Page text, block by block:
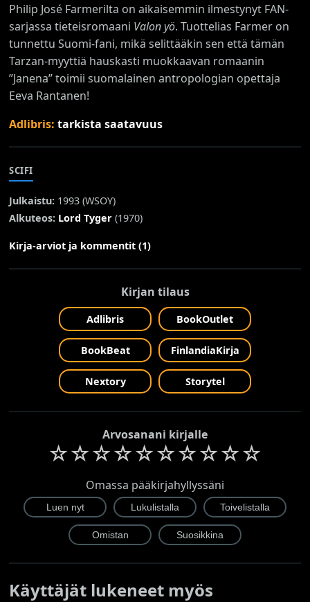
Philip José Farmerilta on aikaisemmin ilmestynyt FAN-
sarjassa tieteisromaani Valon yö. Tuottelias Farmer on
tunnettu Suomi-fani, mikä selittääkin sen että tämän
Tarzan-myyttiä hauskasti muokkaavan romaanin
”Janena” toimii suomalainen antropologian opettaja
Eeva Rantanen!
Adlibris:tarkista saatavuus
SCIFI
Julkaistu: 1993 (WSOY)
Alkuteos: Lord Tyger (1970)
Kirja-arviot ja kommentit (1)
Kirjan tilaus
Adlibris BookOutlet
BookBeat FinlandiaKirja
Nextory Storytel
Arvosanani kirjalle
☆☆☆☆☆☆☆☆☆☆
Omassa pääkirjahyllyssäni
Käyttäjät lukeneet myös